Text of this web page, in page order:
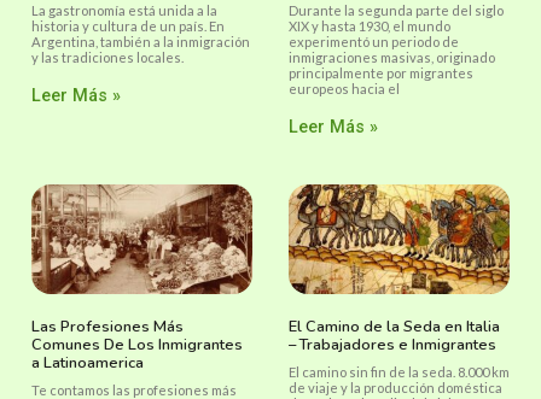
La gastronomía está unida a la
historia y cultura de un país. En
Argentina, también a la inmigración
y las tradiciones locales.
Leer Más »
Durante la segunda parte del siglo
XIX y hasta 1930, el mundo
experimentó un periodo de
inmigraciones masivas, originado
principalmente por migrantes
europeos hacia el
Leer Más »
Las Profesiones Más
Comunes De Los Inmigrantes
a Latinoamerica
Te contamos las profesiones más
El Camino de la Seda en Italia
– Trabajadores e Inmigrantes
El camino sin fin de la seda. 8.000 km
de viaje y la producción doméstica